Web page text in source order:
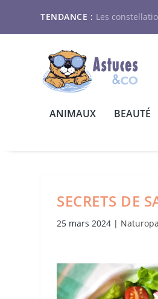
TENDANCE : Les
ANIMAUX BEAUTÉ
SECRETS DE
25 mars 2024 |